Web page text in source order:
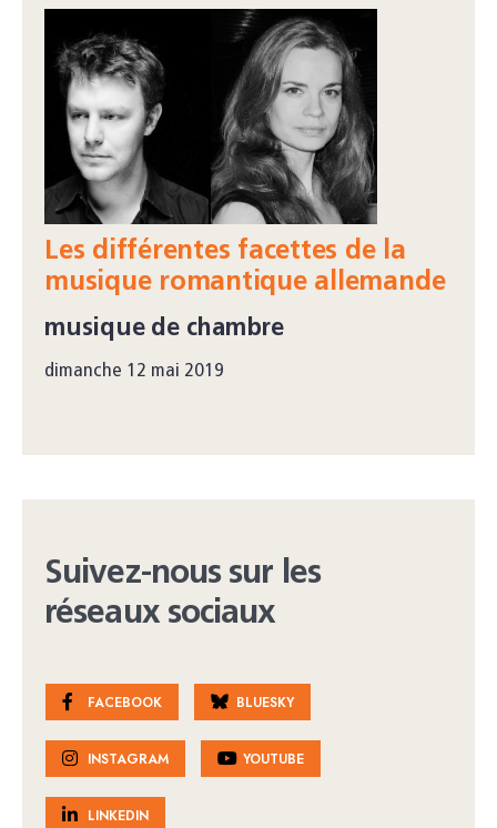
Les différentes facettes de la
musique romantique allemande
musique de chambre
dimanche 12 mai 2019
Suivez-nous sur les
réseaux sociaux
FACEBOOK BLUESKY
INSTAGRAM YOUTUBE
LINKEDIN